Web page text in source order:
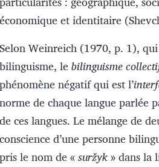
économique et identitaire
Selon Weinreich (1970, p. 1),
bilinguisme, lebilinguisme
phénomène négatif qui est l’
norme de chaque langue parlée
de ces langues. Le mélange de
conscience d’une personne
pris le nom de «suržyk» dans la